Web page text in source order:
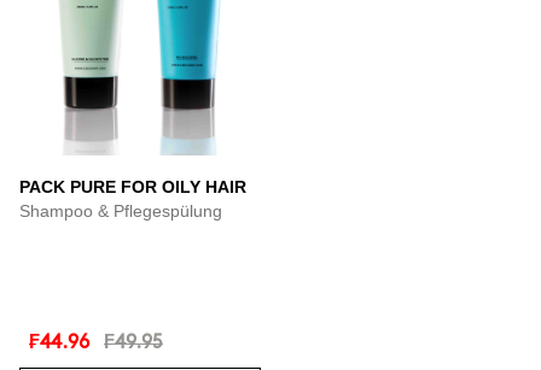
PACK PURE FOR OILY HAIR
Shampoo & Pflegespülung
₣44.96 ₣49.95